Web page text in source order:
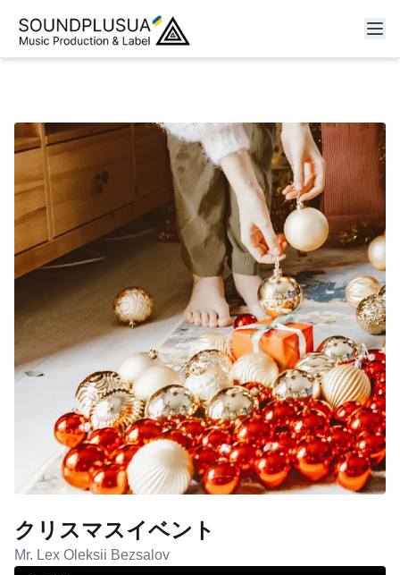
クリスマスイベント
Mr. Lex Oleksii Bezsalov